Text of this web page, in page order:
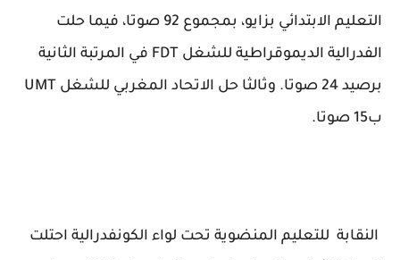
التعليم الابتدائي بزايو، بمجموع 92 صوتا، فيما حلت
الفدرالية الديموقراطية للشغل FDT في المرتبة الثانية
برصيد 24 صوتا. وثالثا حل الاتحاد المغربي للشغل UMT
ب15 صوتا.
النقابة للتعليم المنضوية تحت لواء الكونفدرالية احتلت